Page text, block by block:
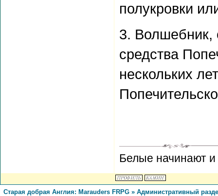
полукровки
3.
средства
нескольких
Белые начинают
Старая добрая Англия: Marauders FRPG » Административный